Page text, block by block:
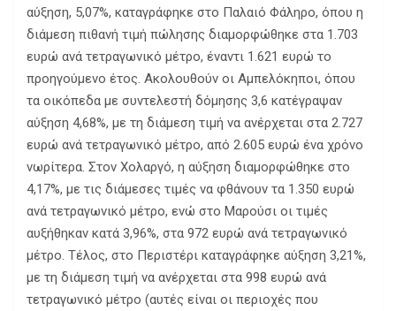
αύξηση, 5,07%, καταγράφηκε στο Παλαιό Φάληρο, όπου η
διάμεση πιθανή τιμή πώλησης διαμορφώθηκε στα 1.703
ευρώ ανά τετραγωνικό μέτρο, έναντι 1.621 ευρώ το
προηγούμενο έτος. Ακολουθούν οι Αμπελόκηποι, όπου
τα οικόπεδα με συντελεστή δόμησης 3,6 κατέγραψαν
αύξηση 4,68%, με τη διάμεση τιμή να ανέρχεται στα 2.727
ευρώ ανά τετραγωνικό μέτρο, από 2.605 ευρώ ένα χρόνο
νωρίτερα. Στον Χολαργό, η αύξηση διαμορφώθηκε στο
4,17%, με τις διάμεσες τιμές να φθάνουν τα 1.350 ευρώ
ανά τετραγωνικό μέτρο, ενώ στο Μαρούσι οι τιμές
αυξήθηκαν κατά 3,96%, στα 972 ευρώ ανά τετραγωνικό
μέτρο. Τέλος, στο Περιστέρι καταγράφηκε αύξηση 3,21%,
με τη διάμεση τιμή να ανέρχεται στα 998 ευρώ ανά
τετραγωνικό μέτρο (αυτές είναι οι περιοχές που